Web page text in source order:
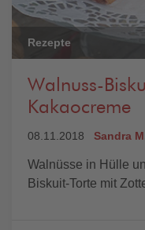
Rezepte
Walnuss-
Kakaocreme
08.11.2018 Sandra
Walnüsse in Hülle
Biskuit-Torte mit